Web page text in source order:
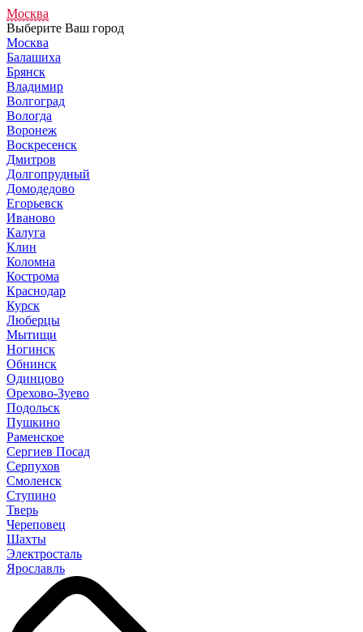
Москва
Выберите Ваш город
Москва
Балашиха
Брянск
Владимир
Волгоград
Вологда
Воронеж
Воскресенск
Дмитров
Долгопрудный
Домодедово
Егорьевск
Иваново
Калуга
Клин
Коломна
Кострома
Краснодар
Курск
Люберцы
Мытищи
Ногинск
Обнинск
Одинцово
Орехово-Зуево
Подольск
Пушкино
Раменское
Сергиев Посад
Серпухов
Смоленск
Ступино
Тверь
Череповец
Шахты
Электросталь
Ярославль